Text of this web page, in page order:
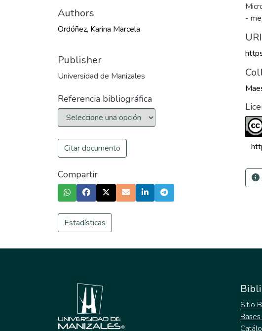
Authors
Ordóñez, Karina Marcela
Publisher
Universidad de Manizales
Referencia bibliográfica
Citar documento
Compartir
Estadísticas
-
URI
Sitio